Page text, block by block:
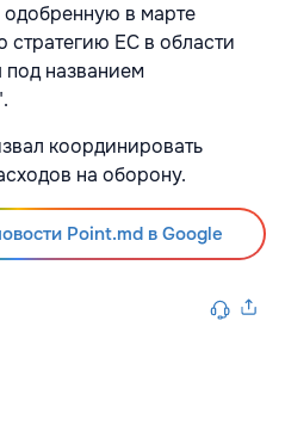
в марте
ЕС в области
названием
координировать
на оборону.
Point.md в Google